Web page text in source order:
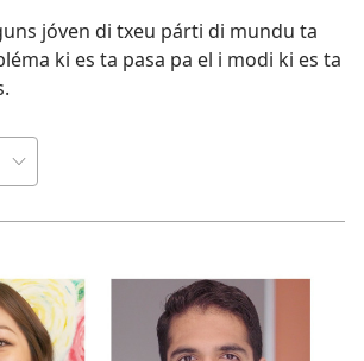
jóven di txeu párti di mundu ta
ki es ta pasa pa el i modi ki es ta